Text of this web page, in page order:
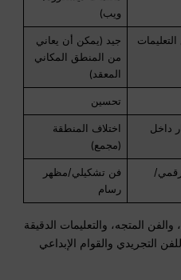
ويب)
التعليمات
جيد (يمكن أن يعاني
من المنطق المكاني
المعقد)
تحسين
داخل
اختلاف المنطقة
(مجمع)
فن تشكيلي/مظهر
رسام
والفن المتجه، والتعليمات الدقيقة
للفن التجريدي والقوام الإبداعي